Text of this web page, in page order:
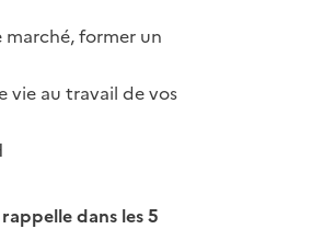
former un
vie au travail de vos
dans les 5